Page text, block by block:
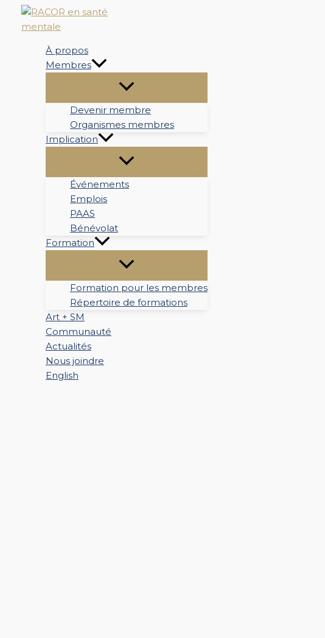
Aller
À propos
Membres
Devenir membre
Organismes membres
Implication
Événements
Emplois
PAAS
Bénévolat
Formation
Formation pour les membres
Répertoire de formations
Art + SM
Communauté
Actualités
Nous joindre
English